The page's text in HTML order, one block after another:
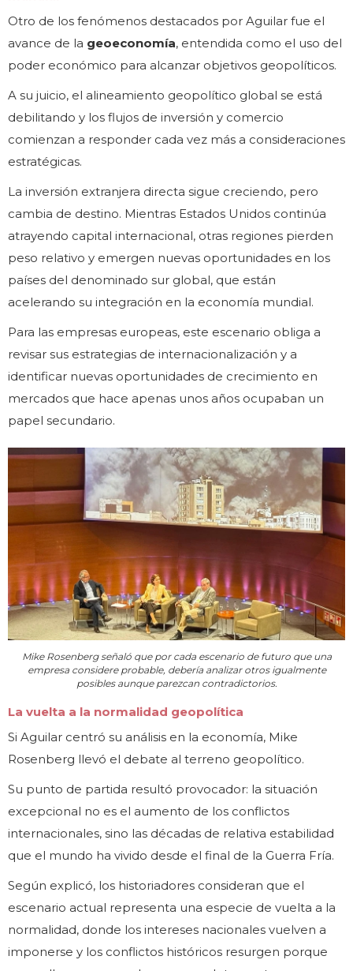
Otro de los fenómenos destacados por Aguilar fue el
avance de la geoeconomía, entendida como el uso del
poder económico para alcanzar objetivos geopolíticos.
A su juicio, el alineamiento geopolítico global se está
debilitando y los flujos de inversión y comercio
comienzan a responder cada vez más a consideraciones
estratégicas.
La inversión extranjera directa sigue creciendo, pero
cambia de destino. Mientras Estados Unidos continúa
atrayendo capital internacional, otras regiones pierden
peso relativo y emergen nuevas oportunidades en los
países del denominado sur global, que están
acelerando su integración en la economía mundial.
Para las empresas europeas, este escenario obliga a
revisar sus estrategias de internacionalización y a
identificar nuevas oportunidades de crecimiento en
mercados que hace apenas unos años ocupaban un
papel secundario.
Mike Rosenberg señaló que por cada escenario de futuro que una
empresa considere probable, debería analizar otros igualmente
posibles aunque parezcan contradictorios.
La vuelta a la normalidad geopolítica
Si Aguilar centró su análisis en la economía, Mike
Rosenberg llevó el debate al terreno geopolítico.
Su punto de partida resultó provocador: la situación
excepcional no es el aumento de los conflictos
internacionales, sino las décadas de relativa estabilidad
que el mundo ha vivido desde el final de la Guerra Fría.
Según explicó, los historiadores consideran que el
escenario actual representa una especie de vuelta a la
normalidad, donde los intereses nacionales vuelven a
imponerse y los conflictos históricos resurgen porque